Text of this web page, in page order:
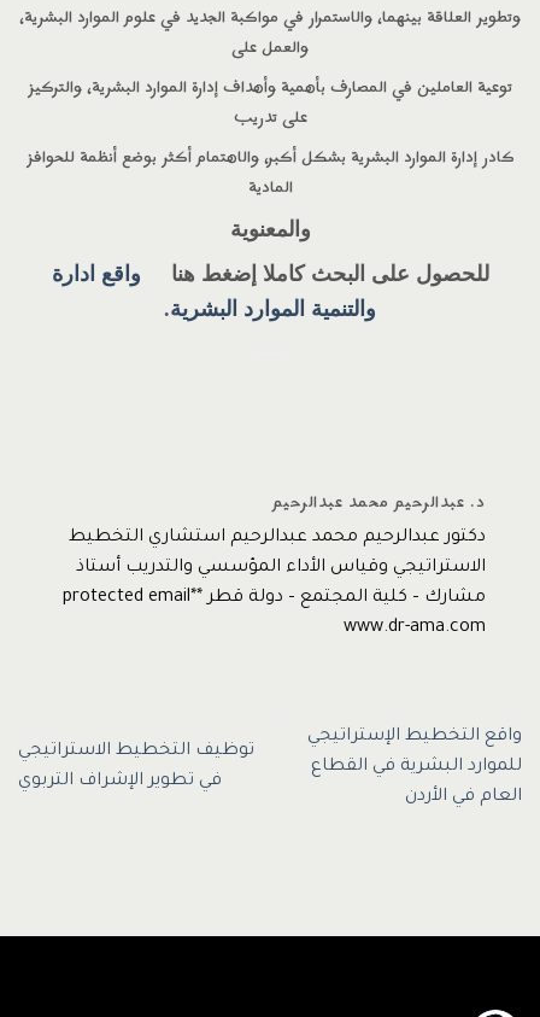
وتطوير العلاقة بينهما، والاستمرار في مواكبة الجديد في علوم الموارد البشرية،
والعمل على
توعية العاملين في المصارف بأهمية وأهداف إدارة الموارد البشرية، والتركيز
على تدريب
كادر إدارة الموارد البشرية بشكل أكبر، والاهتمام أكثر بوضع أنظمة للحوافز
المادية
والمعنوية
للحصول على البحث كاملا إضغط هنا واقع ادارة
والتنمية الموارد البشرية.
د. عبدالرحيم محمد عبدالرحيم
دكتور عبدالرحيم محمد عبدالرحيم استشاري التخطيط
الاستراتيجي وقياس الأداء المؤسسي والتدريب أستاذ
مشارك – كلية المجتمع – دولة قطر *protected email*
www.dr-ama.com
واقع التخطيط الإستراتيجي
للموارد البشرية في القطاع
العام في الأردن
توظيف التخطيط الاستراتيجي
في تطوير الإشراف التربوي